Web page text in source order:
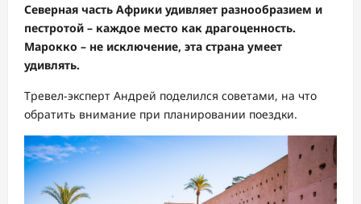
Северная часть Африки удивляет разнообразием и
пестротой – каждое место как драгоценность.
Марокко – не исключение, эта страна умеет
удивлять.
Тревел-эксперт Андрей поделился советами, на что
обратить внимание при планировании поездки.